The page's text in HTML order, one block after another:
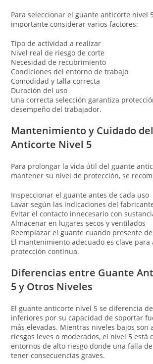
Para seleccionar el guante anticorte nivel
importante considerar varios factores:
Tipo de actividad a realizar
Nivel real de riesgo de corte
Necesidad de recubrimiento
Condiciones del entorno de trabajo
Comodidad y talla correcta
Duración del uso
Una correcta selección garantiza
desempeño del trabajador.
Mantenimiento y Cuidado
Anticorte Nivel 5
Para prolongar la vida útil del guante
mantener su nivel de protección, se
Inspeccionar el guante antes de cada uso
Lavar según las indicaciones del
Evitar el contacto innecesario con
Almacenar en lugares secos y ventilados
Reemplazar el guante cuando presente
El mantenimiento adecuado es clave para
protección continua.
Diferencias entre Guante
5 y Otros Niveles
El guante anticorte nivel 5 se diferencia
inferiores por su capacidad de soportar
más elevadas. Mientras niveles bajos son
riesgos leves o moderados, el nivel 5 está
entornos de alto riesgo donde una falla
tener consecuencias graves.